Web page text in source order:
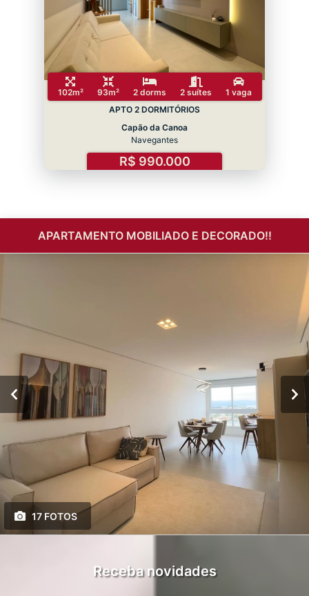
102m² 93m² 2 dorms 2 suítes
1 vaga
APTO 2 DORMITÓRIOS
Capão da Canoa
Navegantes
R$ 990.000
APARTAMENTO MOBILIADO E DECORADO!!
17 FOTOS
Receba novidades